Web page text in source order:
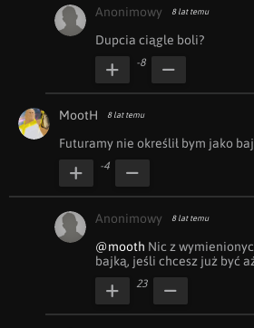
Anonimowy 8 lat temu
Dupcia ciągle boli?
-8
MootH 8 lat temu
Futuramy nie określił bym jako
-4
Anonimowy 8 lat temu
@mooth Nic z
bajką, jeśli chcesz już być
23